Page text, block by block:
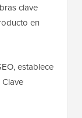
clave
en
establece